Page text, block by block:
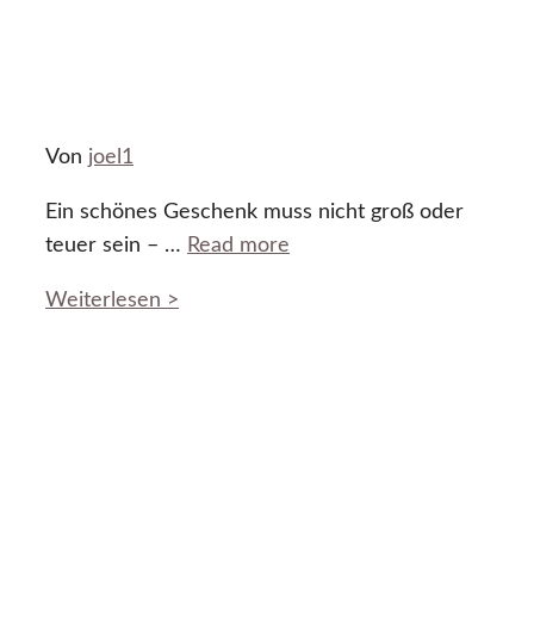
Von joel1
Ein schönes Geschenk muss nicht groß oder
teuer sein – … Read more
Weiterlesen >